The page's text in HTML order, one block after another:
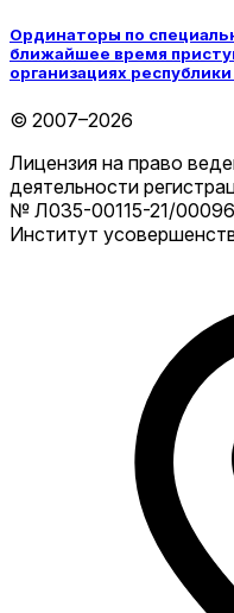
Ординаторы по
ближайшее время
организациях
© 2007–2026
Лицензия на право
деятельности
№ Л035-00115-21/
Институт